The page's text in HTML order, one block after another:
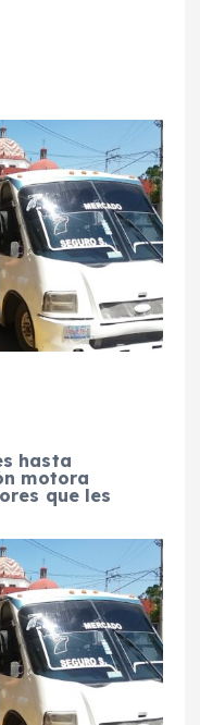
hasta
motora
que les